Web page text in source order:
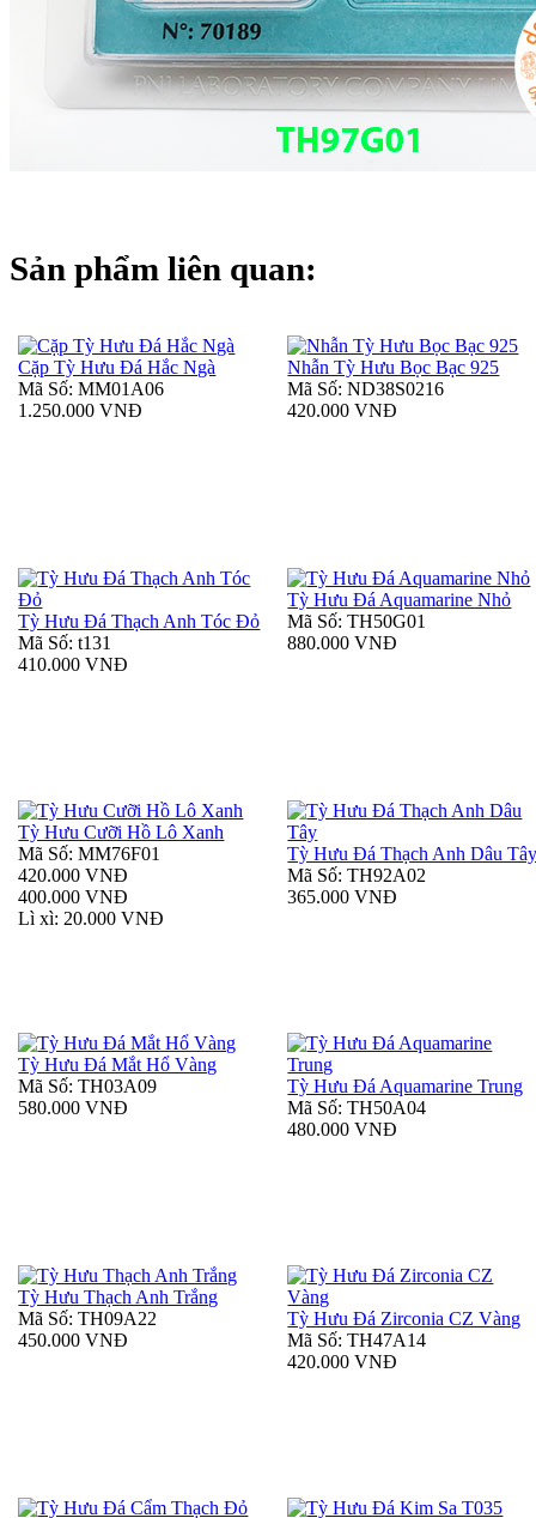
Sản phẩm liên quan:
Cặp Tỳ Hưu Đá Hắc Ngà
Mã Số: MM01A06
1.250.000 VNĐ
Nhẫn Tỳ Hưu Bọc Bạc 925
Mã Số: ND38S0216
420.000 VNĐ
Tỳ Hưu Đá Thạch Anh Tóc Đỏ
Mã Số: t131
410.000 VNĐ
Tỳ Hưu Đá Aquamarine Nhỏ
Mã Số: TH50G01
880.000 VNĐ
Tỳ Hưu Cưỡi Hồ Lô Xanh
Mã Số: MM76F01
420.000 VNĐ
400.000 VNĐ
Lì xì: 20.000 VNĐ
Tỳ Hưu Đá Thạch Anh Dâu
Mã Số: TH92A02
365.000 VNĐ
Tỳ Hưu Đá Mắt Hổ Vàng
Mã Số: TH03A09
580.000 VNĐ
Tỳ Hưu Đá Aquamarine Trung
Mã Số: TH50A04
480.000 VNĐ
Tỳ Hưu Thạch Anh Trắng
Mã Số: TH09A22
450.000 VNĐ
Tỳ Hưu Đá Zirconia CZ Vàng
Mã Số: TH47A14
420.000 VNĐ